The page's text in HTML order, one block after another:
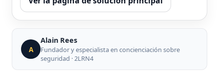
A
Alain Rees
Fundador y especialista en concienciación sobre
seguridad · 2LRN4